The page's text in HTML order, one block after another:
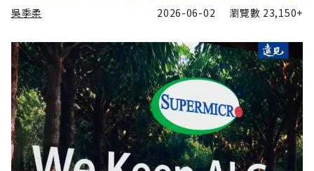
吳季柔 2026-06-02 瀏覽數 23,150+